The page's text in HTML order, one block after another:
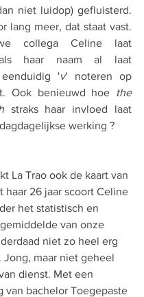
niet luidop) gefluisterd.
lang meer, dat staat vast.
collega Celine laat
haar naam al laat
'v' noteren op
Ook benieuwd hoe the
straks haar invloed laat
werking ?
La Trao ook de kaart van
haar 26 jaar scoort Celine
het statistisch en
van onze
niet zo heel erg
Jong, maar niet geheel
dienst. Met een
van bachelor Toegepaste